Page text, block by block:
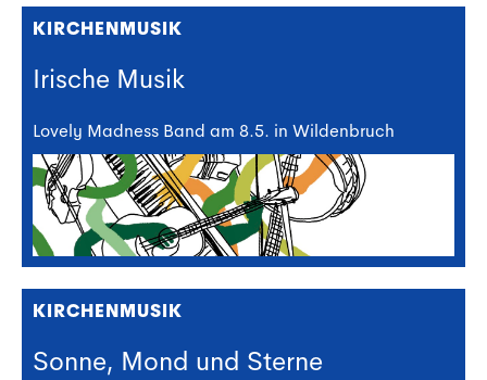
KIRCHENMUSIK
Irische Musik
Lovely Madness Band am 8.5. in Wildenbruch
KIRCHENMUSIK
Sonne, Mond und Sterne